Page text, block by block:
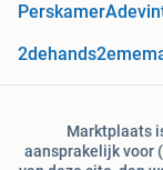
Perskamer
2dehands
Marktplaats
aansprakelijk voor